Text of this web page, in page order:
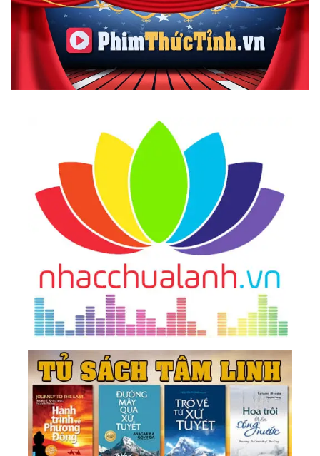
30.Cơ Thể Được Tạo Thành Từ Tần Số Rung Động
Như Thế Nào?
31.
Tại Sao Chúng Ta Mắc Bệnh?
32.The Law Of One - Tổ Hợp Tâm - Thân - Trí.
Ăn Uống Như Thế Nào Để Có Sức Khỏe Tốt?
Hướng Dẫn Tự Lập Kế Hoạch Ăn Uống Của Bạn!
Hướng Dẫn Cách Tăng/ Giảm Cân, Chữa Gầy,
Béo Dễ Dàng, An Toàn Và Hiệu Quả!
The Law Of One - Bản Chất Của Không - Thời
Gian - Tất Cả Sự Tồn Tại Đều Là Một!
36.The Law Of One - Cái Chết Là Gì? Bí Mật Của
Thiên Đàng Và Địa Ngục
37.The Law Of One - Thế Giới Linh Hồn - Sự Phân
Mảnh Linh Hồn - Nghiệp Quả (Karma)
38.The Law Of One - Bài Học Cuộc Đời - Sự Tiến
Hóa Của Linh Hồn - Bánh Đà Nghiệp Quả
39.The Law Of One - Nhận Thức Và Chuyển Hóa
Các Bài Học Cuộc Đời - Những Sai Lầm Thường